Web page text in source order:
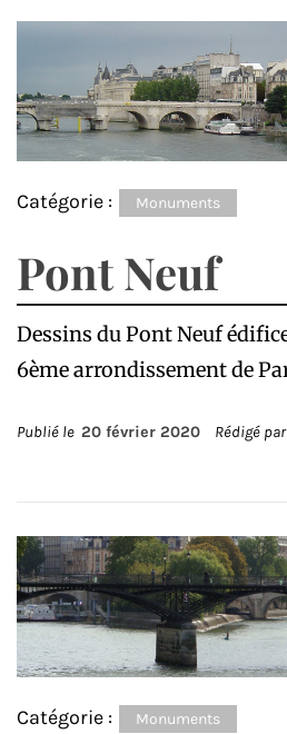
Catégorie : Monuments
Pont Neuf
Dessins du Pont Neuf
6ème arrondissement de
Publié le 20 février 2020 Rédigé par
Catégorie : Monuments